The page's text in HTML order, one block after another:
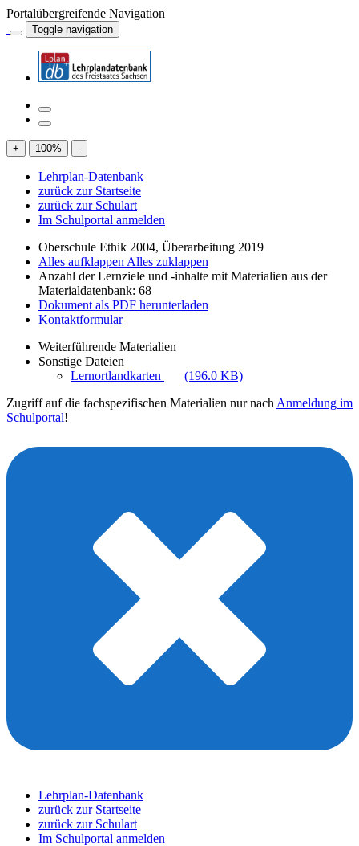
Portalübergreifende Navigation
Toggle navigation
+ 100% -
Lehrplan-Datenbank
zurück zur Startseite
zurück zur Schulart
Im Schulportal anmelden
Oberschule Ethik 2004, Überarbeitung 2019
Alles aufklappen Alles zuklappen
Anzahl der Lernziele und -inhalte mit Materialien aus der
Materialdatenbank: 68
Dokument als PDF herunterladen
Kontaktformular
Weiterführende Materialien
Sonstige Dateien
Lernortlandkarten
(196.0 KB)
Zugriff auf die fachspezifischen Materialien nur nach Anmeldung im
Schulportal!
Lehrplan-Datenbank
zurück zur Startseite
zurück zur Schulart
Im Schulportal anmelden